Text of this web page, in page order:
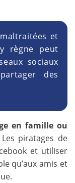
et
règne peut
sociaux
des
en famille ou
piratages de
et utiliser
qu’aux amis et